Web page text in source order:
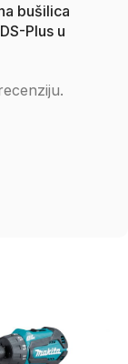
bušilica
Plus u